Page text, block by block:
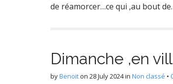
de réamorcer…ce qui ,au bout
Dimanche ,en
byBenoiton 28 July 2024in Non classé •